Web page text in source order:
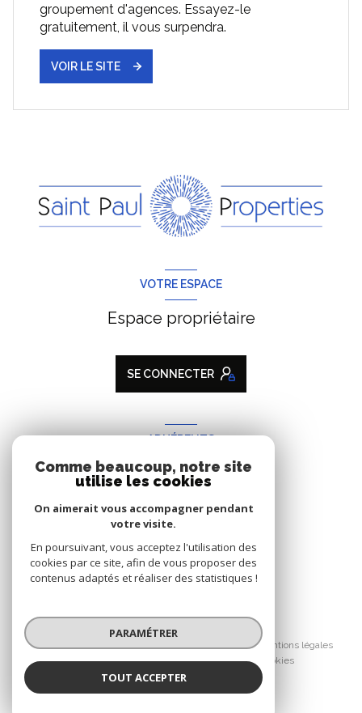
groupement d'agences. Essayez-le
gratuitement, il vous surpendra.
VOIR LE SITE
VOTRE ESPACE
Espace propriétaire
SE CONNECTER
ADHÉRENTS
Nous adhérons
Nos honoraires
Nos partenaires
Mentions légales
Admin
Politique RGPD Cookies
Réalisé par :
Comme beaucoup, notre site
utilise les cookies
On aimerait vous accompagner pendant
votre visite.
En poursuivant, vous acceptez l'utilisation des
cookies par ce site, afin de vous proposer des
contenus adaptés et réaliser des statistiques !
PARAMÉTRER
TOUT ACCEPTER